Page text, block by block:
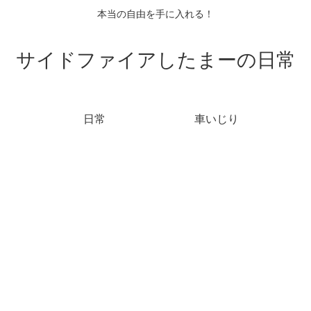
本当の自由を手に入れる！
サイドファイアしたまーの日常
日常 車いじり